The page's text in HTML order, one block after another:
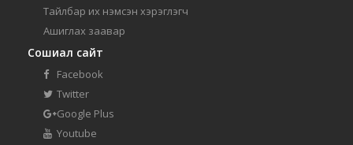
Тайлбар их нэмсэн хэрэглэгч
Ашиглах заавар
Сошиал сайт
Facebook
Twitter
Google Plus
Youtube